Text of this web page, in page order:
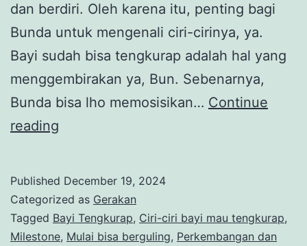
dan berdiri. Oleh karena itu, penting bagi
Bunda untuk mengenali ciri-cirinya, ya.
Bayi sudah bisa tengkurap adalah hal yang
menggembirakan ya, Bun. Sebenarnya,
Bunda bisa lho memosisikan… Continue
reading
Mau
Tengkurap,
Kenali
Published December 19, 2024
Categorized as Gerakan
Tagged Bayi Tengkurap, Ciri-ciri bayi mau tengkurap,
Milestone, Mulai bisa berguling, Perkembangan dan